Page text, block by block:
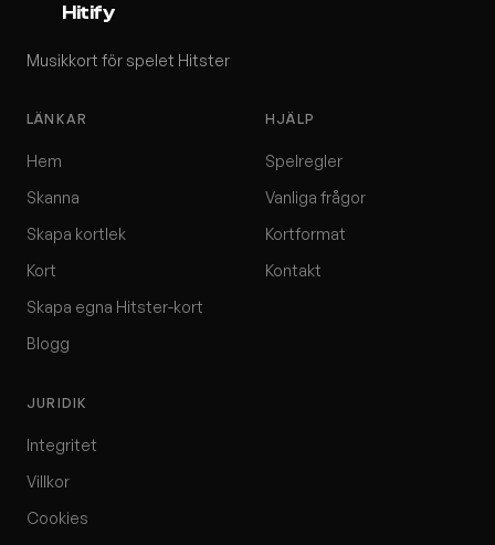
Hitify
Musikkort för spelet Hitster
LÄNKAR
Hem
Skanna
Skapa kortlek
Kort
Skapa egna Hitster-kort
Blogg
HJÄLP
Spelregler
Vanliga frågor
Kortformat
Kontakt
JURIDIK
Integritet
Villkor
Cookies